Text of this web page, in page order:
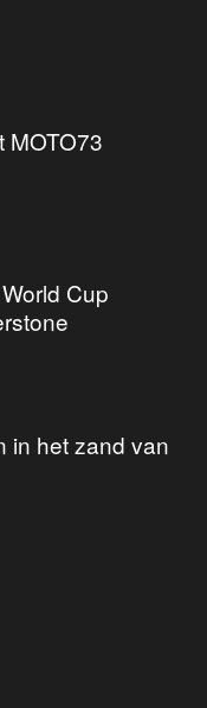
MOTO73
Cup
in het zand van